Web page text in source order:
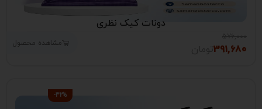
دونات کیک نظری
391,680 مشاهده محصول
-32%